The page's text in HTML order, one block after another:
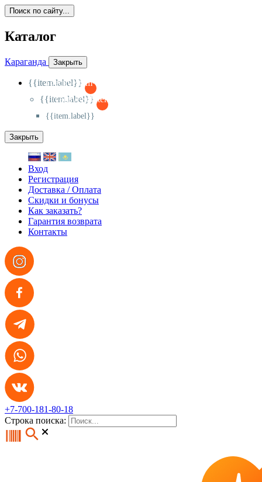
Поиск по сайту...
Каталог
Караганда Закрыть
{{item.label}}
{{activeItem==item.id?'-
{{item.label}}
{{activeSubitem==item.id?'-
{{item.label}}
Закрыть
Вход
Регистрация
Доставка / Оплата
Скидки и бонусы
Как заказать?
Гарантия возврата
Контакты
+7-700-181-80-18
Строка поиска: